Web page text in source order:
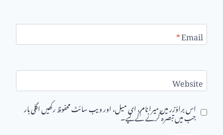
Email
*
Website
اس براؤزر میں میرا نام، ای میل، اور ویب سائٹ محفوظ رکھیں اگلی بار
جب میں تبصرہ کرنے کےلیے۔